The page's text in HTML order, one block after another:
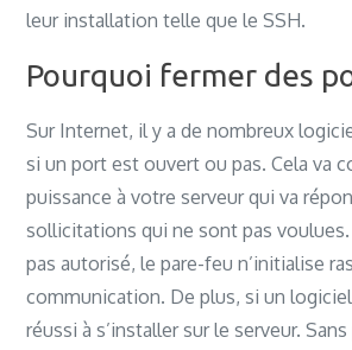
leur installation telle que le SSH.
Pourquoi fermer des
Sur Internet, il y a de nombreux
si un port est ouvert ou pas. Cela va
puissance à votre serveur qui va
sollicitations qui ne sont pas voulues.
pas autorisé, le pare-feu n’initialise
communication. De plus, si un
réussi à s’installer sur le serveur.